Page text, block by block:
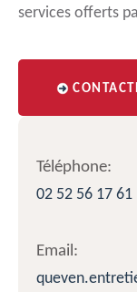
services offerts
Téléphone:
02 52 56 17 61
Email: